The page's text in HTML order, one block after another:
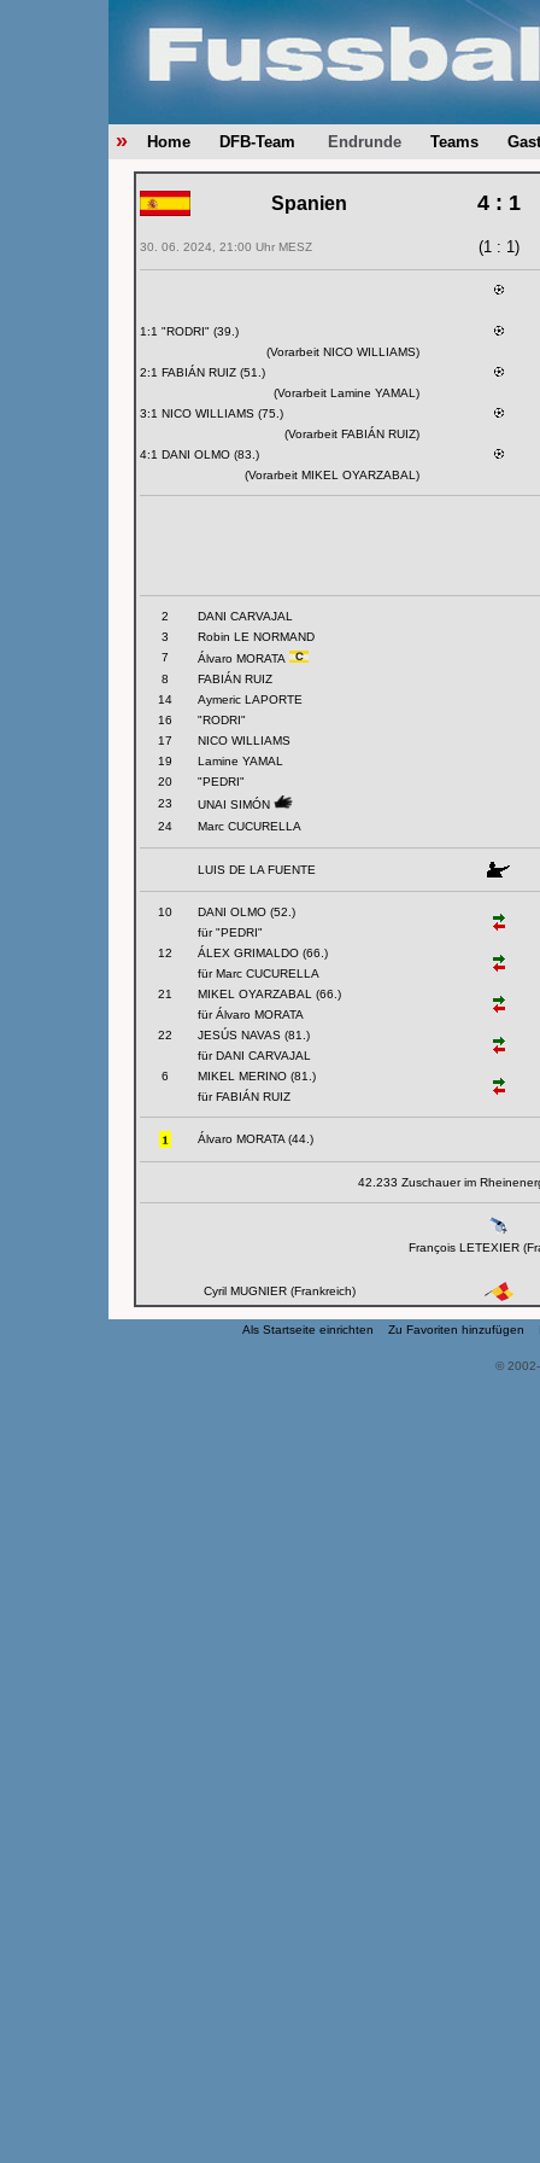
» Home DFB-Team Endrunde Teams
Spanien 4 : 1
30. 06. 2024, 21:00 Uhr MESZ (1 : 1)
1:1 "RODRI" (39.)
(Vorarbeit NICO WILLIAMS)
2:1 FABIÁN RUIZ (51.)
(Vorarbeit Lamine YAMAL)
3:1 NICO WILLIAMS (75.)
(Vorarbeit FABIÁN RUIZ)
4:1 DANI OLMO (83.)
(Vorarbeit MIKEL OYARZABAL)
2
DANI CARVAJAL
3
Robin LE NORMAND
7
Álvaro MORATA
8
FABIÁN RUIZ
14
Aymeric LAPORTE
16
"RODRI"
17
NICO WILLIAMS
19
Lamine YAMAL
20
"PEDRI"
23
UNAI SIMÓN
24
Marc CUCURELLA
LUIS DE LA FUENTE
10
DANI OLMO (52.)
für "PEDRI"
12
ÁLEX GRIMALDO (66.)
für Marc CUCURELLA
21
MIKEL OYARZABAL (66.)
für Álvaro MORATA
22
JESÚS NAVAS (81.)
für DANI CARVAJAL
6
MIKEL MERINO (81.)
für FABIÁN RUIZ
Álvaro MORATA (44.)
42.233 Zuschauer im
François LETEXIER
Cyril MUGNIER (Frankreich)
Als Startseite einrichten Zu Favoriten hinzufügen
©